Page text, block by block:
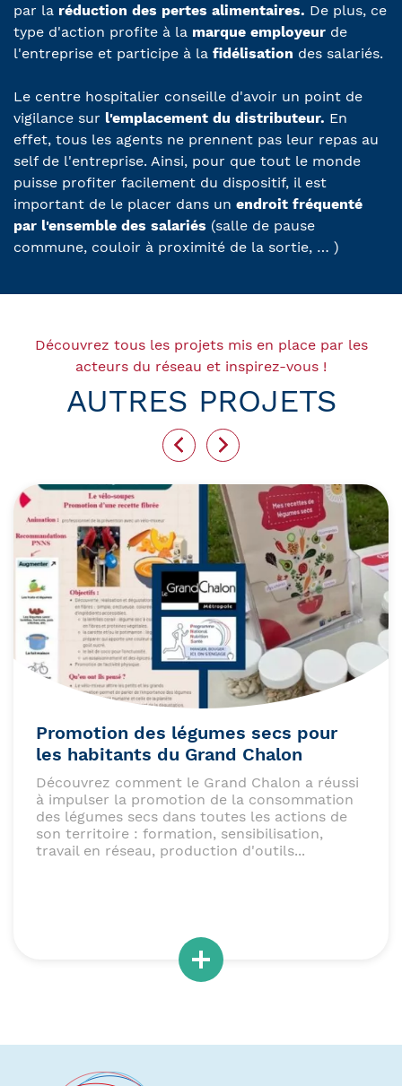
par la réduction des pertes alimentaires. De plus, ce
type d'action profite à la marque employeur de
l'entreprise et participe à la fidélisation des salariés.
Le centre hospitalier conseille d'avoir un point de
vigilance sur l'emplacement du distributeur. En
effet, tous les agents ne prennent pas leur repas au
self de l'entreprise. Ainsi, pour que tout le monde
puisse profiter facilement du dispositif, il est
important de le placer dans un endroit fréquenté
par l'ensemble des salariés (salle de pause
commune, couloir à proximité de la sortie, … )
Découvrez tous les projets mis en place par les
acteurs du réseau et inspirez-vous !
AUTRES PROJETS
Promotion des légumes secs pour
les habitants du Grand Chalon
Découvrez comment le Grand Chalon a réussi
à impulser la promotion de la consommation
des légumes secs dans toutes les actions de
son territoire : formation, sensibilisation,
travail en réseau, production d'outils...